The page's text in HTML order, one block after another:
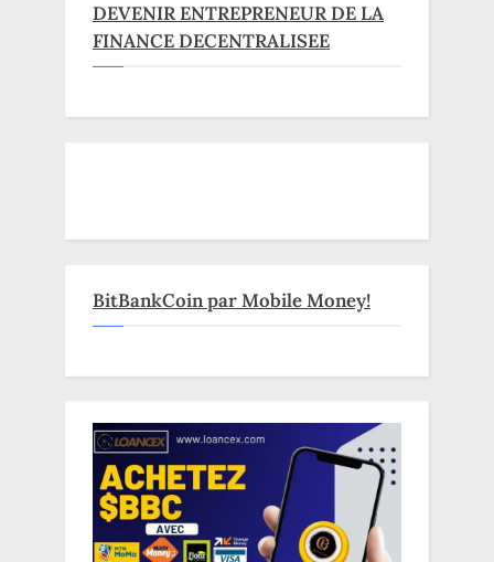
DEVENIR ENTREPRENEUR DE LA
FINANCE DECENTRALISEE
BitBankCoin par Mobile Money!